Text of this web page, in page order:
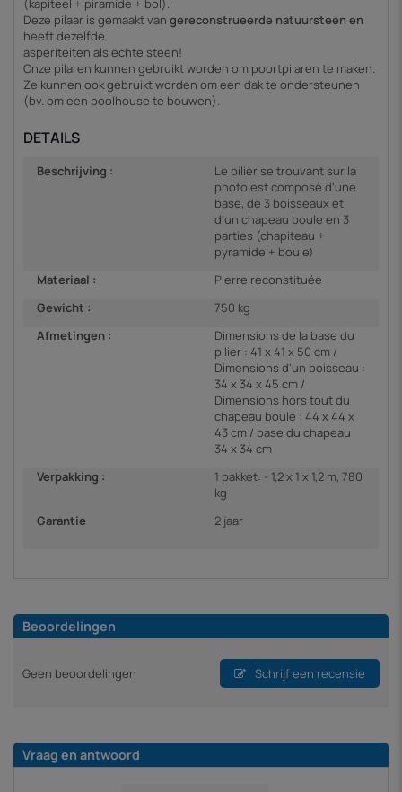
(kapiteel + piramide + bol).
Deze pilaar is gemaakt van gereconstrueerde natuursteen en
heeft dezelfde
asperiteiten als echte steen!
Onze pilaren kunnen gebruikt worden om poortpilaren te maken.
Ze kunnen ook gebruikt worden om een dak te ondersteunen
(bv. om een poolhouse te bouwen).
DETAILS
Beschrijving :
Le pilier se trouvant sur la
photo est composé d'une
base, de 3 boisseaux et
d'un chapeau boule en 3
parties (chapiteau +
pyramide + boule)
Materiaal :
Pierre reconstituée
Gewicht :
750 kg
Afmetingen :
Dimensions de la base du
pilier : 41 x 41 x 50 cm /
Dimensions d'un boisseau :
34 x 34 x 45 cm /
Dimensions hors tout du
chapeau boule : 44 x 44 x
43 cm / base du chapeau
34 x 34 cm
Verpakking :
1 pakket: - 1,2 x 1 x 1,2 m, 780
kg
Garantie
2 jaar
Beoordelingen
Geen beoordelingen Schrijf een recensie
Vraag en antwoord